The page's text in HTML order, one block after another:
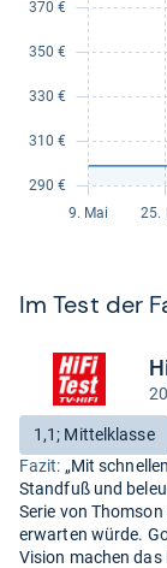
Im Test der
Bewertung:
1,1; Mittelklasse
Fazit: „Mit
Standfuß und
Serie von
erwarten würde.
Vision machen